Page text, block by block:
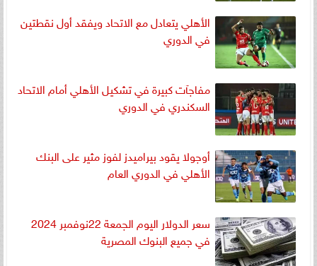
الأهلي يتعادل مع الاتحاد ويفقد أول نقطتين
في الدوري
مفاجآت كبيرة في تشكيل الأهلي أمام الاتحاد
السكندري في الدوري
أوجولا يقود بيراميدز لفوز مثير على البنك
الأهلي في الدوري العام
سعر الدولار اليوم الجمعة 22نوفمبر 2024
في جميع البنوك المصرية